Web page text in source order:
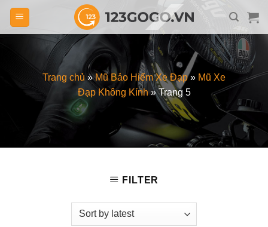
Skip
content
Trang chủ»Mũ Bảo Hiểm Xe Đạp» Mũ Xe
Đạp Không Kính»Trang 5
FILTER